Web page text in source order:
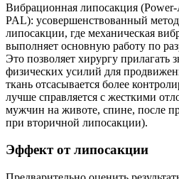
Вибрационная липосакция
PAL): усовершенствованный
липосакции, где механическая
выполняет основную работу по
Это позволяет хирургу прилагать
физических усилий для
ткань отсасывается более
лучше справляется с жесткими
мужчин на животе, спине, после
при вторичной липосакции).
Эффект от липосакции